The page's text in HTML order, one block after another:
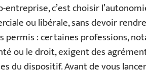
entreprise, c’est choisir
ou libérale, sans devoir
permis : certaines professions,
ou le droit, exigent des
du dispositif. Avant de vous